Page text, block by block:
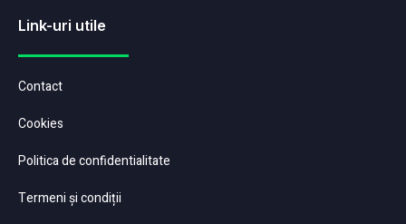
Link-uri utile
Contact
Cookies
Politica de confidentialitate
Termeni și condiții